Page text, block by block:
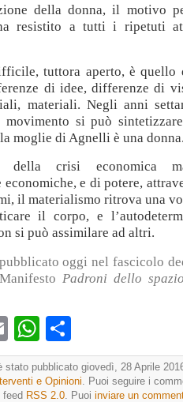
della donna, il motivo
resistito a tutti i ripetuti
tuttora aperto, è quello
di idee, differenze di
materiali. Negli anni
movimento si può
moglie di Agnelli è una
della crisi economica
e di potere,
il materialismo ritrova una
il corpo, e
si può assimilare ad altri.
oggi nel fascicolo
Padroni dello
EmailWhatsApp
stato pubblicato giovedì, 28 Aprile
e Opinioni . Puoi seguire i
RSS 2.0 . Puoi inviare un